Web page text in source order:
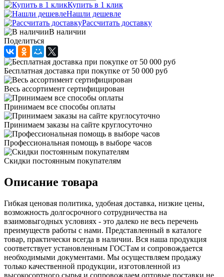
Купить в 1 клик
Нашли дешевле
Рассчитать доставку
В наличии
Поделиться
Бесплатная доставка при покупке от 50 000 руб
Весь ассортимент сертифицирован
Принимаем все способы оплаты
Принимаем заказы на сайте круглосуточно
Профессиональная помощь в выборе часов
Скидки постоянным покупателям
Описание товара
Гибкая ценовая политика, удобная доставка, низкие цены,
возможность долгосрочного сотрудничества на
взаимовыгодных условиях - это далеко не весь перечень
преимуществ работы с нами. Представленный в каталоге
товар, практически всегда в наличии. Вся наша продукция
соответствует установленным ГОСТам и сопровождается
необходимыми документами. Мы осуществляем продажу
только качественной продукции, изготовленной из
высокосортного сырья и сопровождаем оптовые поставки не